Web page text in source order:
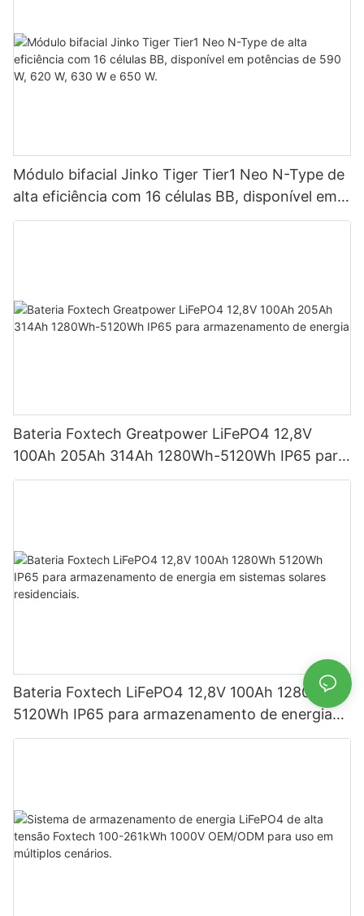
Módulo bifacial Jinko Tiger Tier1 Neo N-Type de
alta eficiência com 16 células BB, disponível em
potências de 590 W, 620 W, 630 W e 650 W.
Bateria Foxtech Greatpower LiFePO4 12,8V
100Ah 205Ah 314Ah 1280Wh-5120Wh IP65 para
armazenamento de energia
Bateria Foxtech LiFePO4 12,8V 100Ah 1280Wh
5120Wh IP65 para armazenamento de energia
em sistemas solares residenciais.